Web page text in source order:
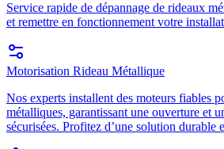
Service rapide de dépannage de rideaux
et remettre en fonctionnement votre
Motorisation Rideau Métallique
Nos experts installent des moteurs fiables
métalliques, garantissant une ouverture et
sécurisées. Profitez d’une solution durable